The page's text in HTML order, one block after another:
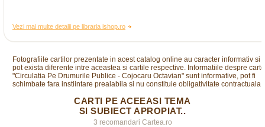
Vezi mai multe detalii pe libraria ishop.ro
Fotografiile cartilor prezentate in acest catalog online au caracter informativ si
pot exista diferente intre aceastea si cartile respective. Informatiile despre
"Circulatia Pe Drumurile Publice - Cojocaru Octavian" sunt informative, pot fi
schimbate fara instiintare prealabila si nu constituie obligativitate contractuala.
CARTI PE ACEEASI TEMA
SI SUBIECT APROPIAT..
3 recomandari Cartea.ro